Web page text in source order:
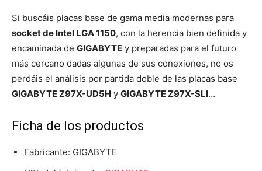
Si buscáis placas base de gama media modernas para
socket de Intel LGA 1150, con la herencia bien definida y
encaminada de GIGABYTE y preparadas para el futuro
más cercano dadas algunas de sus conexiones, no os
perdáis el análisis por partida doble de las placas base
GIGABYTE Z97X-UD5H y GIGABYTE Z97X-SLI…
Ficha de los productos
Fabricante: GIGABYTE